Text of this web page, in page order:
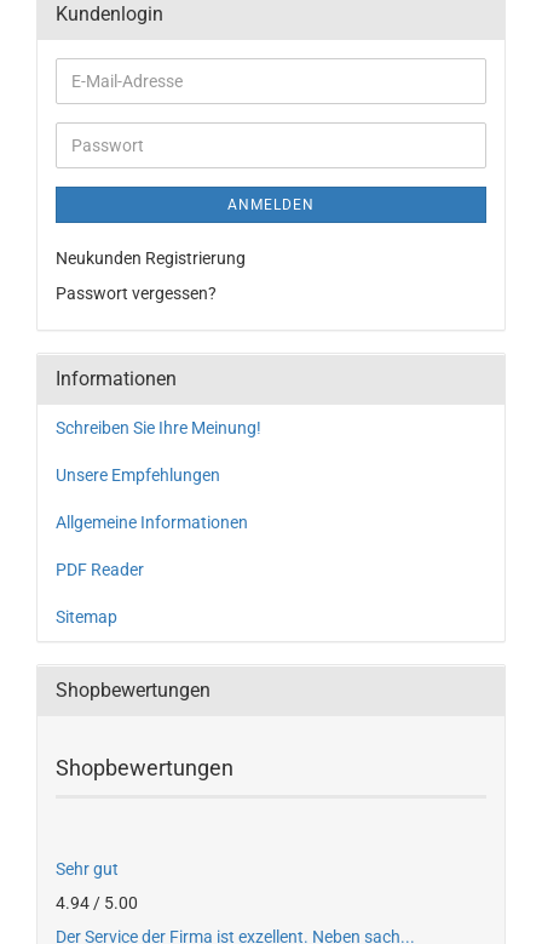
Kundenlogin
ANMELDEN
Neukunden Registrierung
Passwort vergessen?
Informationen
Schreiben Sie Ihre Meinung!
Unsere Empfehlungen
Allgemeine Informationen
PDF Reader
Sitemap
Shopbewertungen
Shopbewertungen
Sehr gut
4.94 / 5.00
Der Service der Firma ist exzellent. Neben sach...